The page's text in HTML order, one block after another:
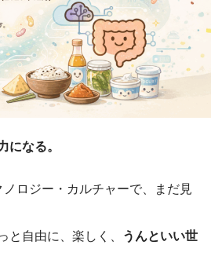
になる。
ロジー・カルチャーで、まだ見
と自由に、楽しく、
うんといい世